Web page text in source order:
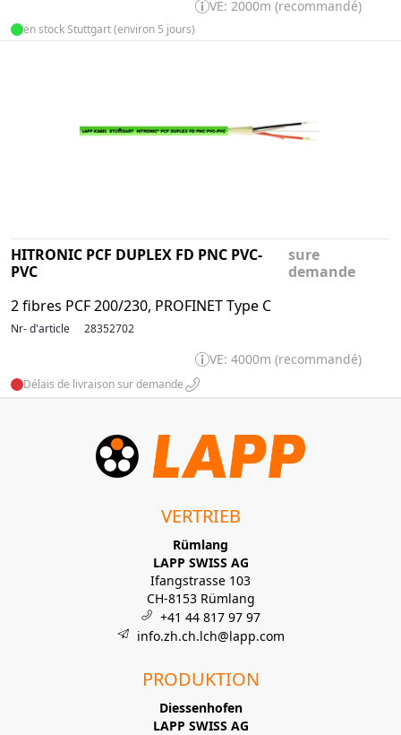
VE: 2000m (recommandé)
en stock Stuttgart (environ 5 jours)
HITRONIC PCF DUPLEX FD PNC PVC-
PVC
2 fibres PCF 200/230, PROFINET Type C
sure
demande
Nr- d'article 28352702
VE: 4000m (recommandé)
Délais de livraison sur demande
VERTRIEB
Rümlang
LAPP SWISS AG
Ifangstrasse 103
CH-8153 Rümlang
+41 44 817 97 97
info.zh.ch.lch@lapp.com
PRODUKTION
Diessenhofen
LAPP SWISS AG